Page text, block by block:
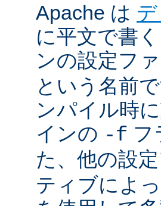
Apache は
に平文で書
ンの設定フ
という名前
ンパイル時
インの -f フ
た、他の設
ティブによ